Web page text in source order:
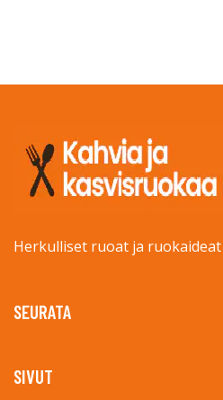
Herkulliset ruoat ja ruokaideat
SEURATA
SIVUT